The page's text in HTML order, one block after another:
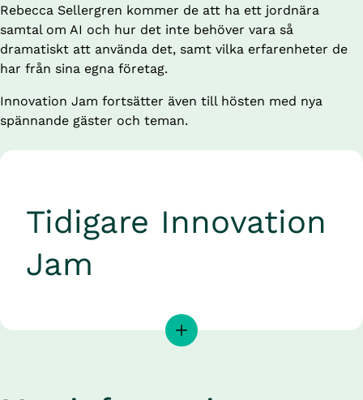
Rebecca Sellergren kommer de att ha ett jordnära
samtal om AI och hur det inte behöver vara så
dramatiskt att använda det, samt vilka erfarenheter de
har från sina egna företag.
Innovation Jam fortsätter även till hösten med nya
spännande gäster och teman.
Tidigare Innovation
Jam
4 mars